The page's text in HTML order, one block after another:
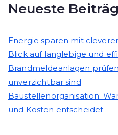
Neueste
Energie sparen mit
Blick auf langlebige und
Brandmeldeanlagen
unverzichtbar sind
Baustellenorganisation:
und Kosten entscheidet